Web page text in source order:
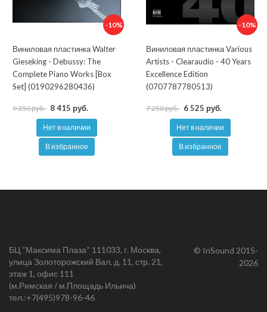
-10%
Виниловая пластинка Walter
Gieseking - Debussy: The
Complete Piano Works [Box
Set] (0190296280436)
9 350 руб. 8 415 руб.
Нет в наличии
В избранное
-10%
Виниловая пластинка Various
Artists - Clearaudio - 40 Years
Excellence Edition
(0707787780513)
7 250 руб. 6 525 руб.
Нет в наличии
В избранное
БЦ “Максима Плаза“ 111033, г. Москва,
улица Золоторожский Вал, д. 11, стр. 21,
этаж 1, офис 111
(м.Римская / м.Площадь Ильича)
тел.:+7(495)978-96-46
© InSound 2015-
2026